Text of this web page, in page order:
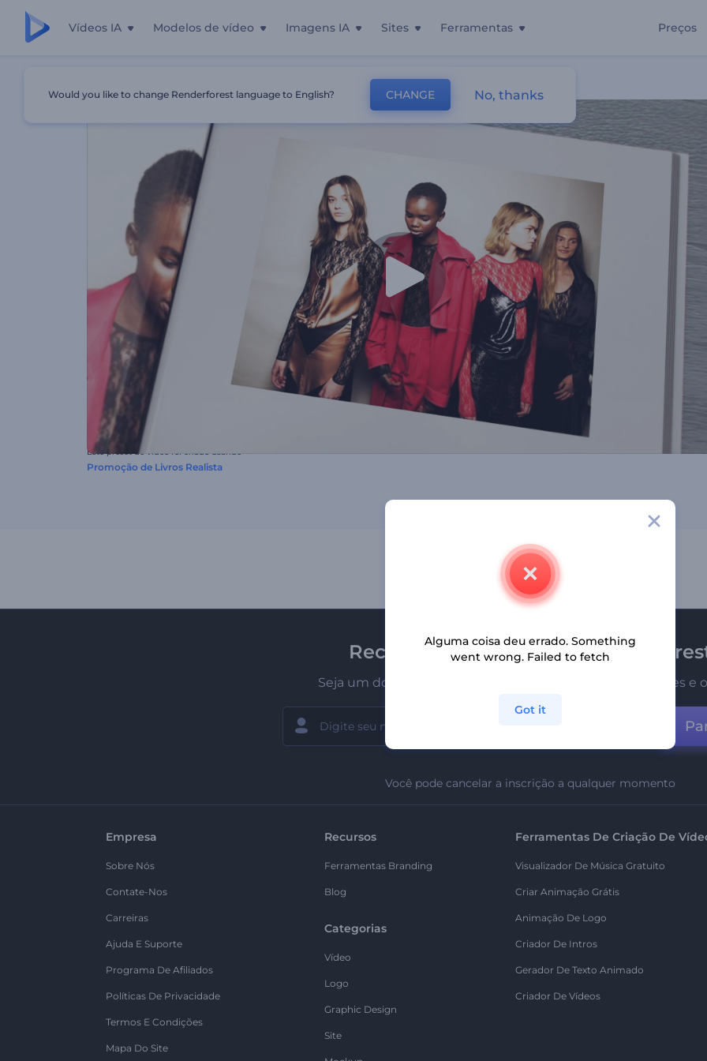
Vídeos IA Modelos de vídeo Imagens IA Sites Ferramentas Preços
Este preset de vídeo foi criado usando
Promoção de Livros Realista
Receba a newsletter da
Seja um dos primeiros a receber nossas últimas novidades e
Você pode cancelar a inscrição a qualquer momento
Empresa
Sobre Nós
Contate-Nos
Carreiras
Ajuda E Suporte
Programa De Afiliados
Políticas De Privacidade
Termos E Condições
Mapa Do Site
Recursos
Ferramentas Branding
Blog
Categorias
Vídeo
Logo
Graphic Design
Site
Ferramentas De Criação De
Visualizador De Música Gratuito
Criar Animação Grátis
Animação De Logo
Criador De Intros
Gerador De Texto Animado
Criador De Vídeos
Would you like to change Renderforest language to English? CHANGE No, thanks
Alguma coisa deu errado. Something
went wrong. Failed to fetch
Got it